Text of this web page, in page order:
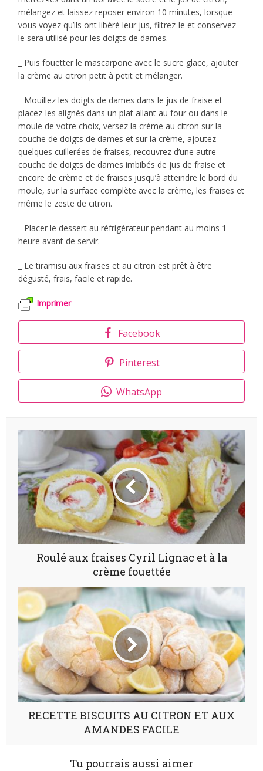
mélangez et laissez reposer environ 10 minutes, lorsque
vous voyez qu’ils ont libéré leur jus, filtrez-le et conservez-
le sera utilisé pour les doigts de dames.
_ Puis fouetter le mascarpone avec le sucre glace, ajouter
la crème au citron petit à petit et mélanger.
_ Mouillez les doigts de dames dans le jus de fraise et
placez-les alignés dans un plat allant au four ou dans le
moule de votre choix, versez la crème au citron sur la
couche de doigts de dames et sur la crème, ajoutez
quelques cuillerées de fraises, recouvrez d’une autre
couche de doigts de dames imbibés de jus de fraise et
encore de crème et de fraises jusqu’à atteindre le bord du
moule, sur la surface complète avec la crème, les fraises et
même le zeste de citron.
_ Placer le dessert au réfrigérateur pendant au moins 1
heure avant de servir.
_ Le tiramisu aux fraises et au citron est prêt à être
dégusté, frais, facile et rapide.
Imprimer
Facebook
Pinterest
WhatsApp
Roulé aux fraises Cyril Lignac et à la
crème fouettée
RECETTE BISCUITS AU CITRON ET AUX
AMANDES FACILE
Tu pourrais aussi aimer